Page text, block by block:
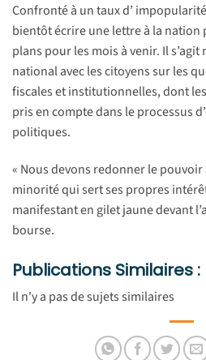
Confronté à un taux d’
bientôt écrire une lettre à la nation
plans pour les mois à venir. Il
national avec les citoyens sur les
fiscales et institutionnelles, dont
pris en compte dans le processus
politiques.
« Nous devons redonner le
minorité qui sert ses propres
manifestant en gilet jaune devant
bourse.
Publications Similaires :
Il n'y a pas de sujets similaires